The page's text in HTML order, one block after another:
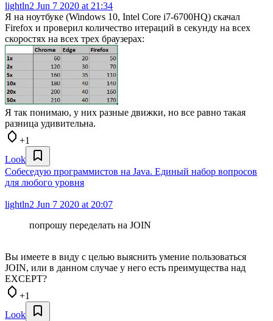
lightln2 Jun 7 2020 at 21:34
Я на ноутбуке (Windows 10, Intel Core i7-6700HQ) скачал
Firefox и проверил количество итераций в секунду на всех
скоростях на всех трех браузерах:
Я так понимаю, у них разные движки, но все равно такая
разница удивительна.
+1
Look
Собеседую программистов на Java. Единый набор вопросов
для любого уровня
lightln2 Jun 7 2020 at 20:07
попрошу переделать на JOIN
Вы имеете в виду с целью выяснить умение пользоваться
JOIN, или в данном случае у него есть преимущества над
EXCEPT?
+1
Look